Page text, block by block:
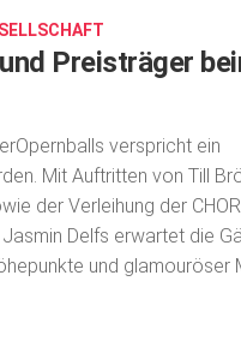
Preisträger
verspricht ein
Mit Auftritten von Till
der Verleihung der
Delfs erwartet die
und glamouröser